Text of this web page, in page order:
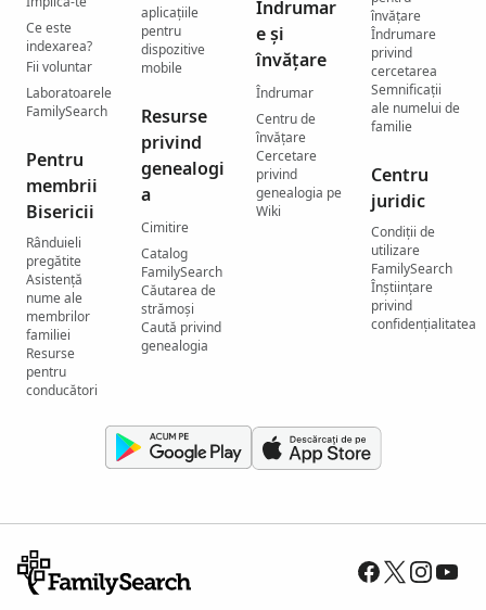
Ce este
indexarea?
Fii voluntar
Laboratoarele
FamilySearch
Pentru
membrii
Bisericii
Rânduieli
pregătite
Asistență
nume ale
membrilor
familiei
Resurse
pentru
conducători
aplicațiile
pentru
dispozitive
mobile
Resurse
privind
genealogi
a
Cimitire
Catalog
FamilySearch
Căutarea de
strămoși
Caută privind
genealogia
Îndrumar
e și
învățare
Îndrumar
Centru de
învățare
Cercetare
privind
genealogia pe
Wiki
învățare
Îndrumare
privind
cercetarea
Semnificații
ale numelui de
familie
Centru
juridic
Condiții de
utilizare
FamilySearch
Înștiințare
privind
confidențialitatea